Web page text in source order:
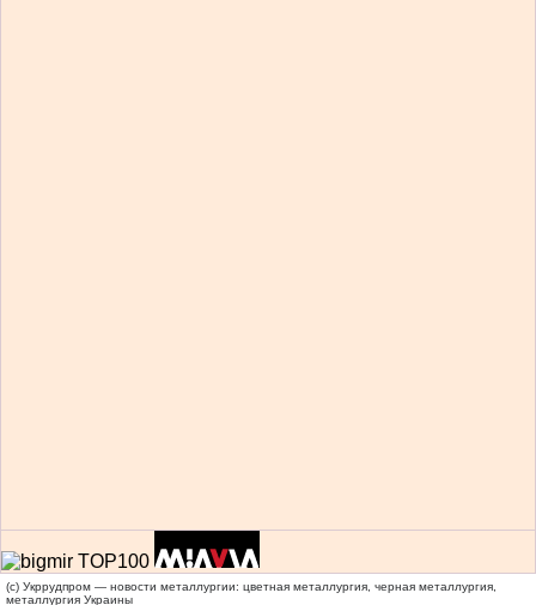
(c) Укррудпром — новости металлургии: цветная металлургия, черная металлургия,
металлургия Украины